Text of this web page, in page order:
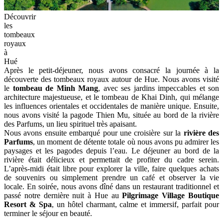
Découvrir
les
tombeaux
royaux
à
Hué
Après le petit-déjeuner, nous avons consacré la journée à la
découverte des tombeaux royaux autour de Hue. Nous avons visité
le tombeau de Minh Mang, avec ses jardins impeccables et son
architecture majestueuse, et le tombeau de Khai Dinh, qui mélange
les influences orientales et occidentales de manière unique. Ensuite,
nous avons visité la pagode Thien Mu, située au bord de la rivière
des Parfums, un lieu spirituel très apaisant.
Nous avons ensuite embarqué pour une croisière sur la rivière des
Parfums, un moment de détente totale où nous avons pu admirer les
paysages et les pagodes depuis l’eau. Le déjeuner au bord de la
rivière était délicieux et permettait de profiter du cadre serein.
L’après-midi était libre pour explorer la ville, faire quelques achats
de souvenirs ou simplement prendre un café et observer la vie
locale. En soirée, nous avons dîné dans un restaurant traditionnel et
passé notre dernière nuit à Hue auPilgrimage Village Boutique
Resort & Spa, un hôtel charmant, calme et immersif, parfait pour
terminer le séjour en beauté.